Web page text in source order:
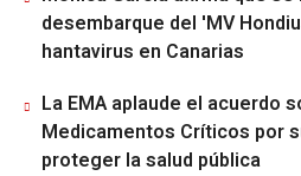
desembarque del 'MV
hantavirus en Canarias
La EMA aplaude el acuerdo
Medicamentos Críticos por
proteger la salud pública